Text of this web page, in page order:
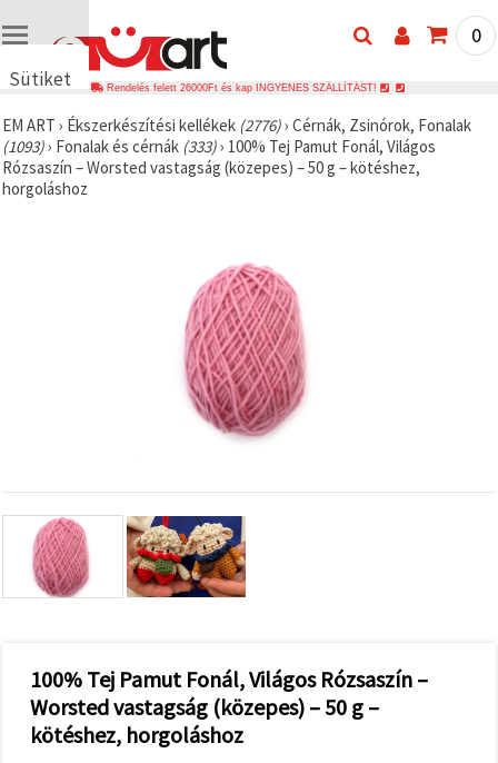
Sütiket
🍪 Cookie-
kat és
hasonló
technológiákat
forgalmat,
relevánsabb
tartalmat
hirdetéseket
jelenítsünk
marketingpartnereink
segítségével
Az "Összes
elfogadása"
0
Rendelés felett 26000Ft és kap INGYENES SZÁLLÍTÁST!
EM ART › Ékszerkészítési kellékek (2776)› Cérnák, Zsinórok, Fonalak
(1093)› Fonalak és cérnák (333)› 100% Tej Pamut Fonál, Világos
Rózsaszín – Worsted vastagság (közepes) – 50 g – kötéshez,
horgoláshoz
100% Tej Pamut Fonál, Világos Rózsaszín –
Worsted vastagság (közepes) – 50 g –
kötéshez, horgoláshoz